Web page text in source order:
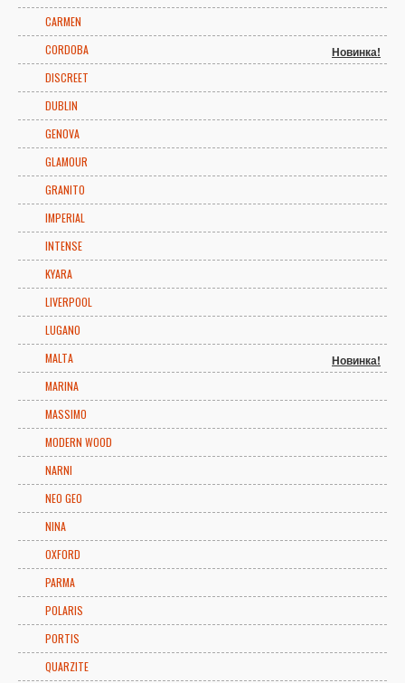
CARMEN
CORDOBA
Новинка!
DISCREET
DUBLIN
GENOVA
GLAMOUR
GRANITO
IMPERIAL
INTENSE
KYARA
LIVERPOOL
LUGANO
MALTA
Новинка!
MARINA
MASSIMO
MODERN WOOD
NARNI
NEO GEO
NINA
OXFORD
PARMA
POLARIS
PORTIS
QUARZITE